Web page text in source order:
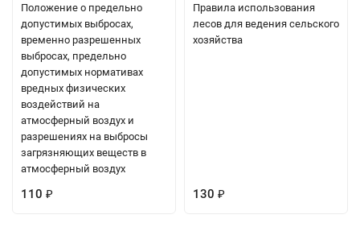
Положение о предельно
допустимых выбросах,
временно разрешенных
выбросах, предельно
допустимых нормативах
вредных физических
воздействий на
атмосферный воздух и
разрешениях на выбросы
загрязняющих веществ в
атмосферный воздух
110 ₽
Правила использования
лесов для ведения сельского
хозяйства
130 ₽